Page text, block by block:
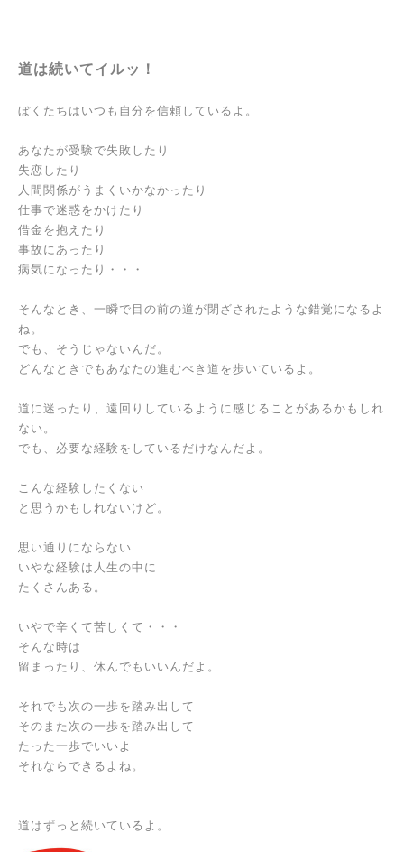
道は続いてイルッ！
ぼくたちはいつも自分を信頼しているよ。
あなたが受験で失敗したり
失恋したり
人間関係がうまくいかなかったり
仕事で迷惑をかけたり
借金を抱えたり
事故にあったり
病気になったり・・・
そんなとき、 一瞬で目の前の道が 閉ざされたような錯覚になるよ
ね。
でも、 そうじゃないんだ。
どんなときでも あなたの進むべき道を歩いているよ。
道に迷ったり、 遠回りしているように 感じることがあるかもしれ
ない。
でも、必要な経験をしているだけなんだよ。
こんな経験したくない
と思うかもしれないけど。
思い通りにならない
いやな経験は人生の中に
たくさんある。
いやで辛くて苦しくて・・・
そんな時は
留まったり、休んでもいいんだよ。
それでも 次の一歩を踏み出して
そのまた次の一歩を踏み出して
たった一歩でいいよ
それならできるよね。
道はずっと続いているよ。